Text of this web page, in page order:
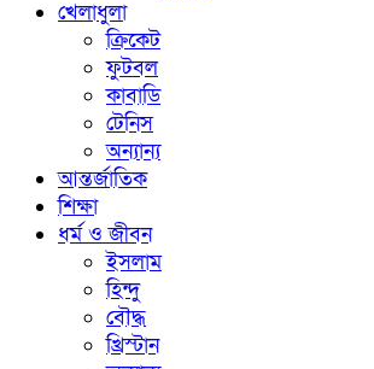
খেলাধুলা
ক্রিকেট
ফুটবল
কাবাডি
টেনিস
অন্যান্য
আন্তর্জাতিক
শিক্ষা
ধর্ম ও জীবন
ইসলাম
হিন্দু
বৌদ্ধ
খ্রিস্টান